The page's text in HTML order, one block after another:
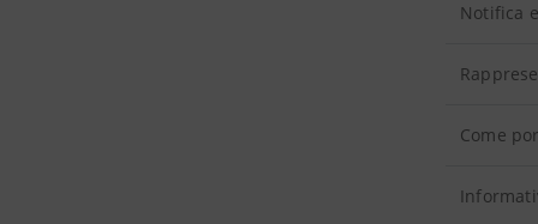
Notifica
Come